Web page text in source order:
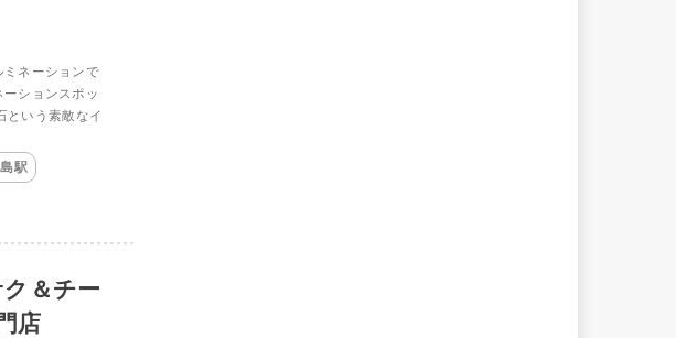
ミネーションで
ションスポッ
という素敵なイ
駅
＆チー
店